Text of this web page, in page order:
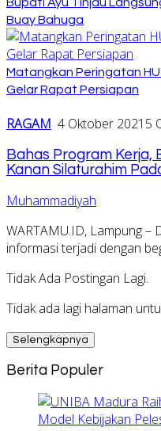
Buay Bahuga
Matangkan Peringatan
Gelar Rapat Persiapan
RAGAM 4 Oktober 2021 5
Bahas Program Kerja,
Kanan Silaturahim
Muhammadiyah
WARTAMU.ID, Lampung –
informasi terjadi dengan
Tidak Ada Postingan Lagi.
Tidak ada lagi halaman
Selengkapnya
Berita Populer